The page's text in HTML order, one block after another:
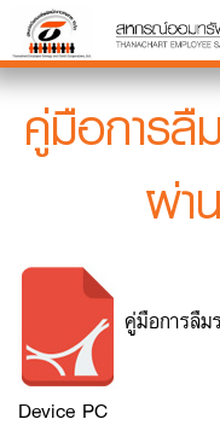
คู่มือการ
ผ่า
คู่มือการลื
Device PC